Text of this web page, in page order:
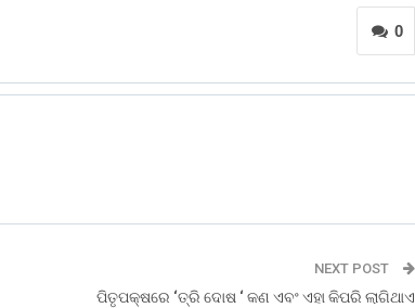
0
NEXT POST
ପିତୃପକ୍ଷରେ ‘ତ୍ରି ଦୋଷ ‘ କଣ ଏବଂ ଏହା କିପରି ଲାଗିଥାଏ